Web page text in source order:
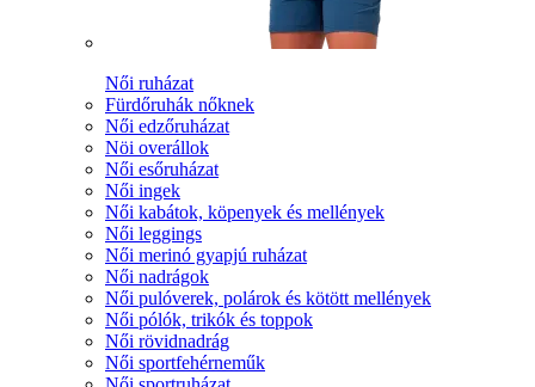
Női ruházat
Fürdőruhák nőknek
Női edzőruházat
Nöi overállok
Női esőruházat
Női ingek
Női kabátok, köpenyek és mellények
Női leggings
Női merinó gyapjú ruházat
Női nadrágok
Női pulóverek, polárok és kötött mellények
Női pólók, trikók és toppok
Női rövidnadrág
Női sportfehérneműk